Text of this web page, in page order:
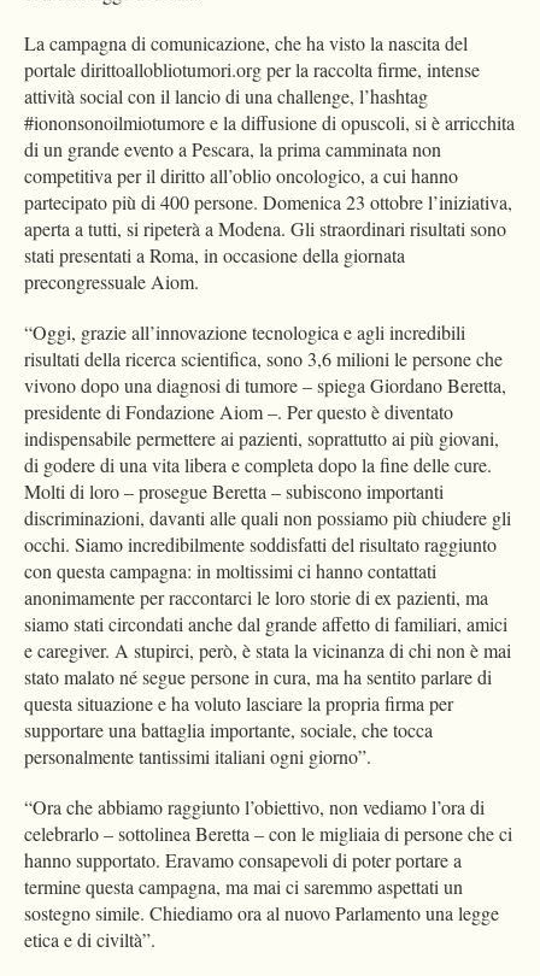
La campagna di comunicazione, che ha visto la nascita del
portale dirittoallobliotumori.org per la raccolta firme, intense
attività social con il lancio di una challenge, l’hashtag
#iononsonoilmiotumore e la diffusione di opuscoli, si è arricchita
di un grande evento a Pescara, la prima camminata non
competitiva per il diritto all’oblio oncologico, a cui hanno
partecipato più di 400 persone. Domenica 23 ottobre l’iniziativa,
aperta a tutti, si ripeterà a Modena. Gli straordinari risultati sono
stati presentati a Roma, in occasione della giornata
precongressuale Aiom.
“Oggi, grazie all’innovazione tecnologica e agli incredibili
risultati della ricerca scientifica, sono 3,6 milioni le persone che
vivono dopo una diagnosi di tumore – spiega Giordano Beretta,
presidente di Fondazione Aiom –. Per questo è diventato
indispensabile permettere ai pazienti, soprattutto ai più giovani,
di godere di una vita libera e completa dopo la fine delle cure.
Molti di loro – prosegue Beretta – subiscono importanti
discriminazioni, davanti alle quali non possiamo più chiudere gli
occhi. Siamo incredibilmente soddisfatti del risultato raggiunto
con questa campagna: in moltissimi ci hanno contattati
anonimamente per raccontarci le loro storie di ex pazienti, ma
siamo stati circondati anche dal grande affetto di familiari, amici
e caregiver. A stupirci, però, è stata la vicinanza di chi non è mai
stato malato né segue persone in cura, ma ha sentito parlare di
questa situazione e ha voluto lasciare la propria firma per
supportare una battaglia importante, sociale, che tocca
personalmente tantissimi italiani ogni giorno”.
“Ora che abbiamo raggiunto l’obiettivo, non vediamo l’ora di
celebrarlo – sottolinea Beretta – con le migliaia di persone che ci
hanno supportato. Eravamo consapevoli di poter portare a
termine questa campagna, ma mai ci saremmo aspettati un
sostegno simile. Chiediamo ora al nuovo Parlamento una legge
etica e di civiltà”.